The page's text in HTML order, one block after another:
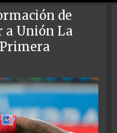
de
a Unión La